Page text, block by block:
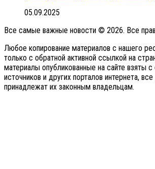
05.09.2025
Все самые важные новости © 2026. Все
Любое копирование материалов с нашего
только с обратной активной ссылкой на
материалы опубликованные на сайте взяты
источников и других порталов интернета,
принадлежат их законным владельцам.